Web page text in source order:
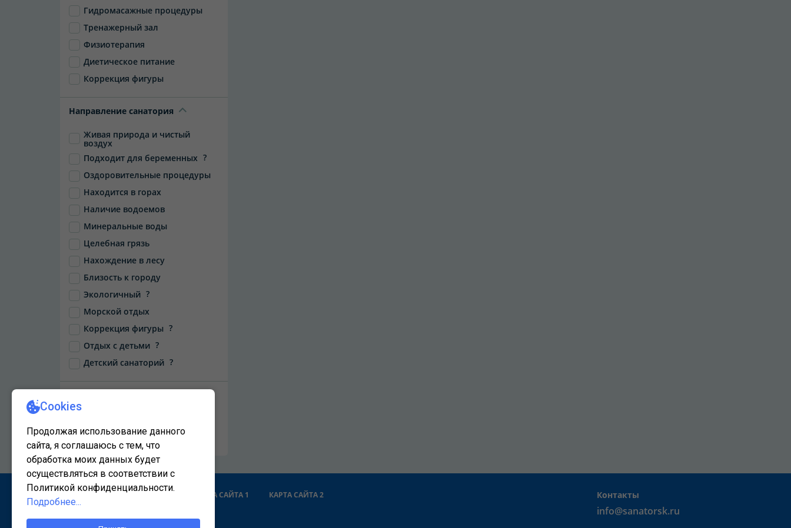
Гидромасажные процедуры
Тренажерный зал
Физиотерапия
Диетическое питание
Коррекция фигуры
Направление санатория
Живая природа и чистый
воздух
Подходит для беременных ?
Оздоровительные процедуры
Находится в горах
Наличие водоемов
Минеральные воды
Целебная грязь
Нахождение в лесу
Близость к городу
Экологичный ?
Морской отдых
Коррекция фигуры ?
Отдых с детьми ?
Детский санаторий ?
Сбросить фильтры
КАРТА САЙТА 1 КАРТА САЙТА 2 Контакты
info@sanatorsk.ru